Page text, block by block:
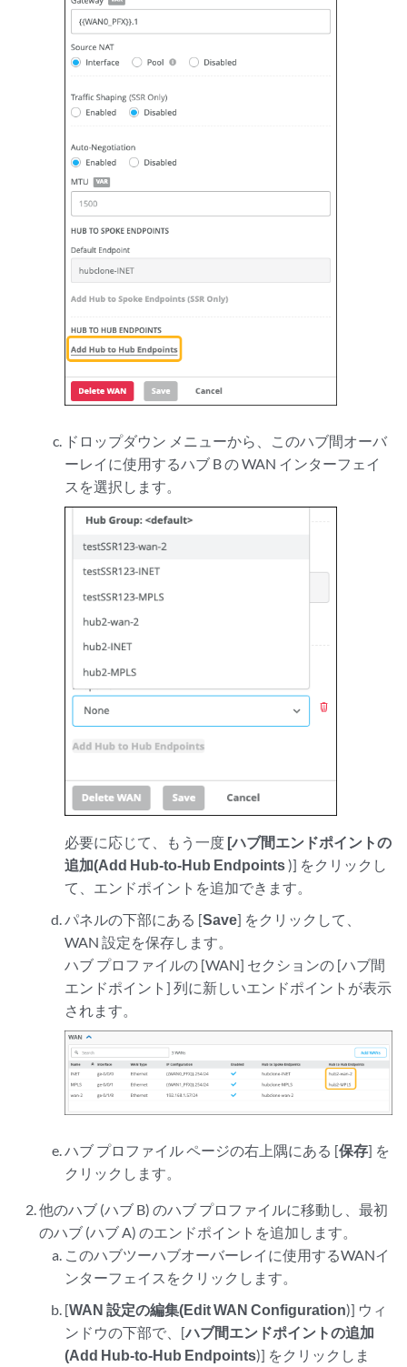
ドロップダウン メニューから、このハブ間オーバ
ーレイに使用するハブ B の WAN インターフェイ
スを選択します。
必要に応じて、もう一度 [ハブ間エンドポイントの
追加(Add Hub-to-Hub Endpoints)] をクリックし
て、エンドポイントを追加できます。
パネルの下部にある [Save] をクリックして、
WAN 設定を保存します。
ハブ プロファイルの [WAN] セクションの [ハブ間
エンドポイント] 列に新しいエンドポイントが表示
されます。
ハブ プロファイル ページの右上隅にある [保存] を
クリックします。
他のハブ (ハブ B) のハブ プロファイルに移動し、最初
のハブ (ハブ A) のエンドポイントを追加します。
このハブツーハブオーバーレイに使用するWANイ
ンターフェイスをクリックします。
[WAN 設定の編集(Edit WAN Configuration)] ウィ
ンドウの下部で、[ハブ間エンドポイントの追加
(Add Hub-to-Hub Endpoints)] をクリックしま